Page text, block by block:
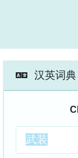
汉英词典